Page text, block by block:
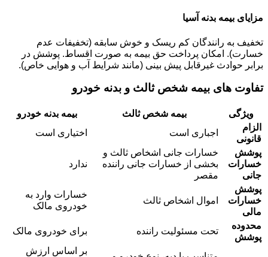
مزایای بیمه بدنه آسیا
تخفیف به رانندگان کم ریسک و خوش سابقه (تخفیفات عدم
خسارت). امکان پرداخت حق بیمه به صورت اقساط. پوشش در
برابر حوادث غیرقابل پیش بینی (مانند شرایط آب و هوایی خاص).
تفاوت های بیمه شخص ثالث و بدنه خودرو
ویژگی بیمه شخص ثالث
بیمه بدنه خودرو
الزام
قانونی
اجباری است
اختیاری است
پوشش
خسارات
جانی
خسارات جانی اشخاص ثالث و
بخشی از خسارات جانی راننده
مقصر
ندارد
پوشش
خسارات
مالی
اموال اشخاص ثالث
خسارات وارد به
خودروی مالک
محدوده
پوشش
تحت مسئولیت راننده برای خودروی مالک
بر اساس ارزش